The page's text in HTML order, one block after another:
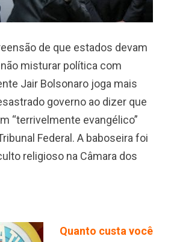
de que estados devam
misturar política com
Jair Bolsonaro joga mais
governo ao dizer que
“terrivelmente evangélico”
Federal. A baboseira foi
religioso na Câmara dos
Quanto custa você